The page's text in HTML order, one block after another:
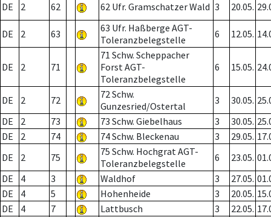
DE
2 62 62 Ufr. Gramschatzer Wald 3 20.05.
DE 2 63
63 Ufr. Haßberge AGT-
Toleranzbelegstelle
6 12.05.
DE 2 71
71 Schw. Scheppacher
Forst AGT-
Toleranzbelegstelle
6 15.05.
DE 2 72
72 Schw.
Gunzesried/Ostertal
3 30.05.
DE
2 73 73 Schw. Giebelhaus 3 30.05.
DE
2 74 74 Schw. Bleckenau 3 29.05.
DE
2 75
75 Schw. Hochgrat AGT-
Toleranzbelegstelle
6 23.05.
DE
4 3 Waldhof 3 27.05.
DE
4 5 Hohenheide 3 20.05.
DE
4 7 Lattbusch 3 22.05.